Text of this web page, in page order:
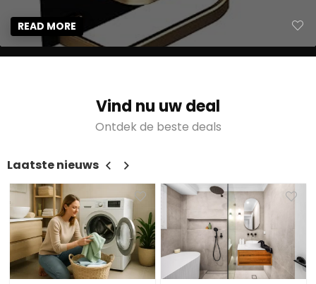
READ MORE
Vind nu uw deal
Ontdek de beste deals
Laatste nieuws